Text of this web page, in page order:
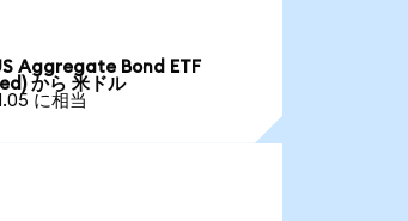
Aggregate Bond ETF
から 米ドル
に相当